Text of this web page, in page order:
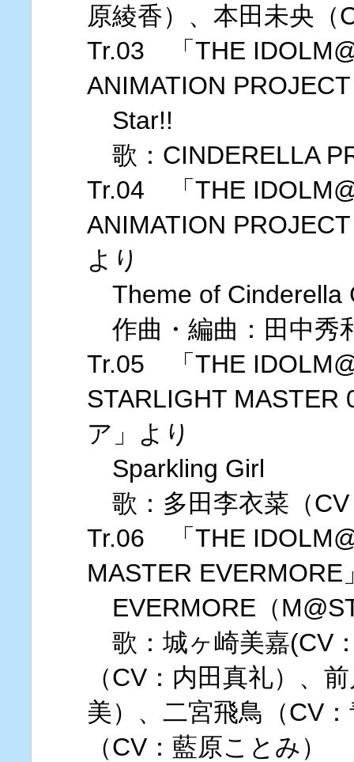
原綾香）、本田未央（
Tr.03 「THE
ANIMATION
Star!!
歌：CINDERELLA
Tr.04 「THE
ANIMATION
より
Theme of Cinderella
作曲・編曲：田中秀
Tr.05 「THE
STARLIGHT
ア」より
Sparkling Girl
歌：多田李衣菜（
Tr.06 「THE
MASTER EVERMORE
EVERMORE（
歌：城ヶ崎美嘉(CV
（CV：内田真礼）、
美）、二宮飛鳥（CV
（CV：藍原ことみ）